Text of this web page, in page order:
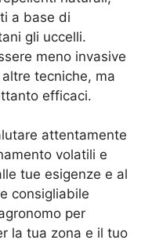
a base di
gli uccelli.
meno invasive
tecniche, ma
efficaci.
attentamente
volatili e
tue esigenze e al
consigliabile
per
la tua zona e il tuo